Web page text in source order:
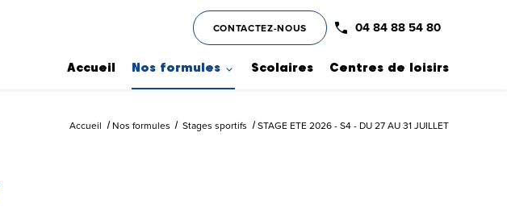
CONTACTEZ-NOUS 04 84 88 54 80
Accueil Nos formules Scolaires Centres de loisirs
Accueil Nos formules Stages sportifs STAGE ETE 2026 - S4 - DU 27 AU 31 JUILLET